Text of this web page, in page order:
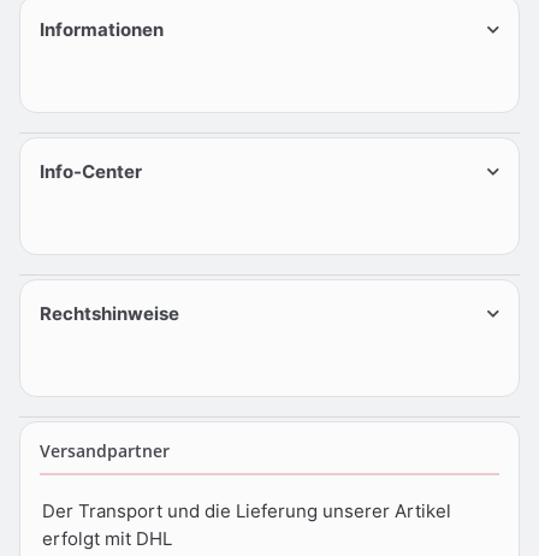
Informationen
Info-Center
Rechtshinweise
Versandpartner
Der Transport und die Lieferung unserer Artikel
erfolgt mit DHL